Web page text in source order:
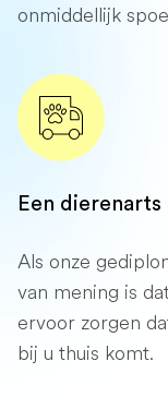
onmiddellijk
Een dierenarts
Als onze
van mening is
ervoor zorgen
bij u thuis komt.